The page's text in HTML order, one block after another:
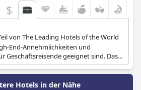
$
von The Leading Hotels of the World
End-Annehmlichkeiten und
Geschäftsreisende geeignet sind. Das
und Tagungsräume.
Hotels in der Nähe